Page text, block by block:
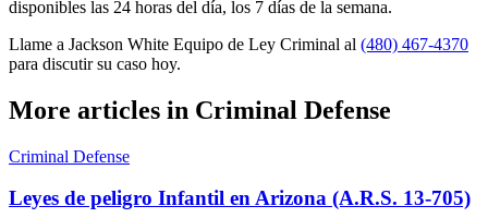
disponibles las 24 horas del día, los 7 días de la semana.
Llame a Jackson White Equipo de Ley Criminal al (480) 467-4370
para discutir su caso hoy.
More articles in Criminal Defense
Criminal Defense
Leyes de peligro Infantil en Arizona (A.R.S. 13-705)